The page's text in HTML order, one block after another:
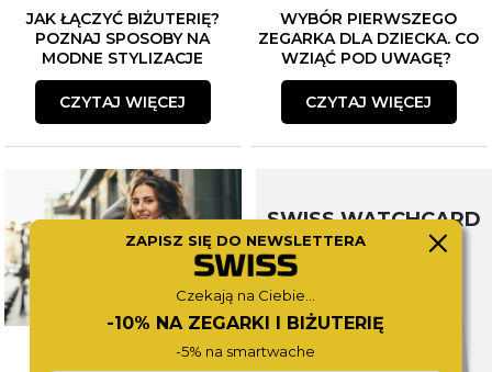
JAK ŁĄCZYĆ BIŻUTERIĘ?
POZNAJ SPOSOBY NA
MODNE STYLIZACJE
CZYTAJ WIĘCEJ
WYBÓR PIERWSZEGO
ZEGARKA DLA DZIECKA. CO
WZIĄĆ POD UWAGĘ?
CZYTAJ WIĘCEJ
SWISS WATCHCARD
ZAPISZ SIĘ DO NEWSLETTERA
Czekają na Ciebie...
-10% NA ZEGARKI I BIŻUTERIĘ
-5% na smartwache